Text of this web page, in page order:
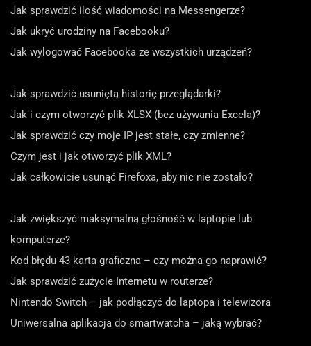
Jak sprawdzić ilość wiadomości na Messengerze?
Jak ukryć urodziny na Facebooku?
Jak wylogować Facebooka ze wszystkich urządzeń?
Jak sprawdzić usuniętą historię przeglądarki?
Jak i czym otworzyć plik XLSX (bez używania Excela)?
Jak sprawdzić czy moje IP jest stałe, czy zmienne?
Czym jest i jak otworzyć plik XML?
Jak całkowicie usunąć Firefoxa, aby nic nie zostało?
Jak zwiększyć maksymalną głośność w laptopie lub
komputerze?
Kod błędu 43 karta graficzna – czy można go naprawić?
Jak sprawdzić zużycie Internetu w routerze?
Nintendo Switch – jak podłączyć do laptopa i telewizora
Uniwersalna aplikacja do smartwatcha – jaką wybrać?